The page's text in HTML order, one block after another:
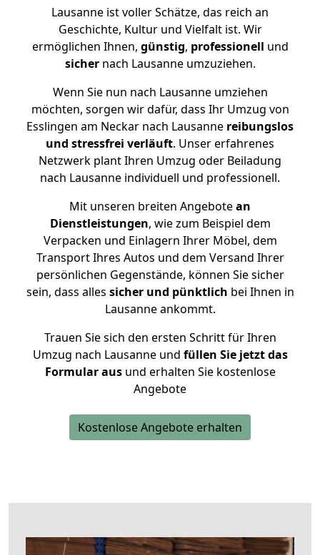
Lausanne ist voller Schätze, das reich an
Geschichte, Kultur und Vielfalt ist. Wir
ermöglichen Ihnen, günstig, professionell und
sichernach Lausanne umzuziehen.
Wenn Sie nun nach Lausanne umziehen
möchten, sorgen wir dafür, dass Ihr Umzug von
Esslingen am Neckar nach Lausanne reibungslos
und stressfrei verläuft. Unser erfahrenes
Netzwerk plant Ihren Umzug oder Beiladung
nach Lausanne individuell und professionell.
Mit unseren breiten Angebotean
Dienstleistungen, wie zum Beispiel dem
Verpacken und Einlagern Ihrer Möbel, dem
Transport Ihres Autos und dem Versand Ihrer
persönlichen Gegenstände, können Sie sicher
sein, dass alles sicher und pünktlich bei Ihnen in
Lausanne ankommt.
Trauen Sie sich den ersten Schritt für Ihren
Umzug nach Lausanne und füllen Sie jetzt das
Formular ausund erhalten Sie kostenlose
Angebote
Kostenlose Angebote erhalten